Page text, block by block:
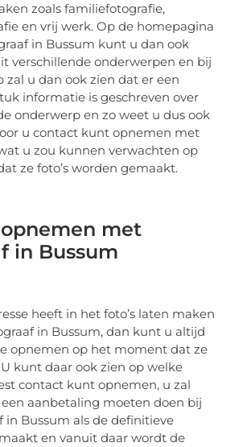
zoals familiefotografie,
en vrij werk. Op de homepagina
in Bussum kunt u dan ook
verschillende onderwerpen en bij
zal u dan ook zien dat er een
informatie is geschreven over
onderwerp en zo weet u dus ook
u contact kunt opnemen met
u zou kunnen verwachten op
ze foto’s worden gemaakt.
met
in Bussum
heeft in het foto’s laten maken
in Bussum, dan kunt u altijd
opnemen op het moment dat ze
kunt daar ook zien op welke
contact kunt opnemen, u zal
aanbetaling moeten doen bij
in Bussum als de definitieve
en vanuit daar wordt de